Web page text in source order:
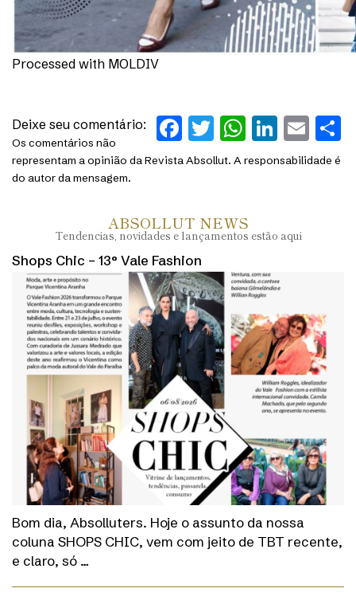
Processed with MOLDIV
Facebook
Twitter
Deixe seu comentário:
Os comentários não
representam a opinião da Revista Absollut. A responsabilidade é
do autor da mensagem.
ABSOLLUT NEWS
Tendencias, novidades e lançamentos estão aqui
Shops Chic – 13° Vale Fashion
Bom dia, Absolluters. Hoje o assunto da nossa
coluna SHOPS CHIC, vem com jeito de TBT recente,
e claro, só …